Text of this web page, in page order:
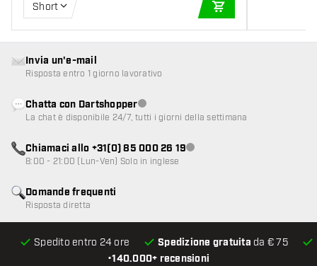
Short
•140.000+ recensioni
Spedito entro 24 ore Spedizione gratuita da € 75
Domande frequenti
Risposta diretta
Invia un'e-mail
Risposta entro 1 giorno lavorativo
Chatta con DartshopperServizio clienti non disponibile
La chat è disponibile 24/7, tutti i giorni della settimana
Chiamaci allo +31(0) 85 000 26 19Servizio clienti non disponibile
8:00 - 21:00 (Lun-Ven) Solo in inglese